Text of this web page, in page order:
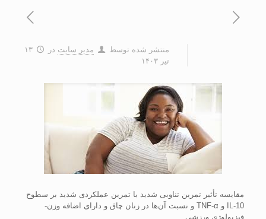
منتشر شده توسط مدیر سایت در
۱۳
تیر ۱۴۰۳
مقایسه تأثیر تمرین تناوبی شدید با تمرین عملکردی شدید بر سطوح
IL-10 و TNF-α و نسبت آن‌ها در زنان چاق و دارای اضافه وزن-
فیزیولوژی ورزشی